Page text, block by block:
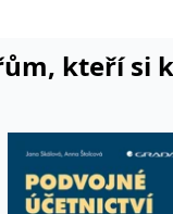
kteří si